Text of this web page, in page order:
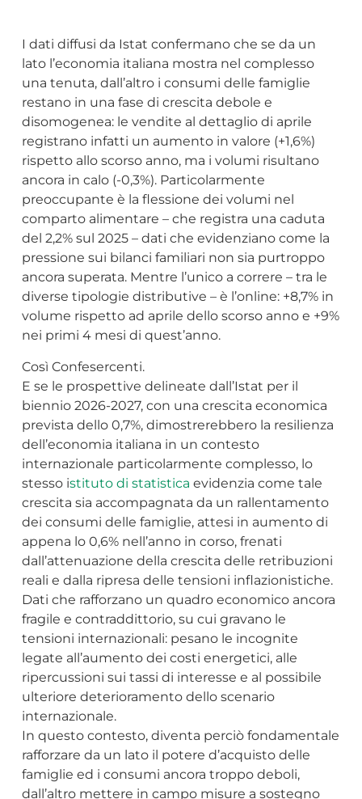
I dati diffusi da Istat confermano che se da un
lato l’economia italiana mostra nel complesso
una tenuta, dall’altro i consumi delle famiglie
restano in una fase di crescita debole e
disomogenea: le vendite al dettaglio di aprile
registrano infatti un aumento in valore (+1,6%)
rispetto allo scorso anno, ma i volumi risultano
ancora in calo (-0,3%). Particolarmente
preoccupante è la flessione dei volumi nel
comparto alimentare – che registra una caduta
del 2,2% sul 2025 – dati che evidenziano come la
pressione sui bilanci familiari non sia purtroppo
ancora superata. Mentre l’unico a correre – tra le
diverse tipologie distributive – è l’online: +8,7% in
volume rispetto ad aprile dello scorso anno e +9%
nei primi 4 mesi di quest’anno.
Così Confesercenti.
E se le prospettive delineate dall’Istat per il
biennio 2026-2027, con una crescita economica
prevista dello 0,7%, dimostrerebbero la resilienza
dell’economia italiana in un contesto
internazionale particolarmente complesso, lo
stesso istituto di statistica evidenzia come tale
crescita sia accompagnata da un rallentamento
dei consumi delle famiglie, attesi in aumento di
appena lo 0,6% nell’anno in corso, frenati
dall’attenuazione della crescita delle retribuzioni
reali e dalla ripresa delle tensioni inflazionistiche.
Dati che rafforzano un quadro economico ancora
fragile e contraddittorio, su cui gravano le
tensioni internazionali: pesano le incognite
legate all’aumento dei costi energetici, alle
ripercussioni sui tassi di interesse e al possibile
ulteriore deterioramento dello scenario
internazionale.
In questo contesto, diventa perciò fondamentale
rafforzare da un lato il potere d’acquisto delle
famiglie ed i consumi ancora troppo deboli,
dall’altro mettere in campo misure a sostegno